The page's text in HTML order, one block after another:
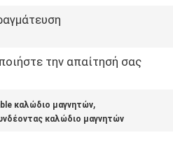
την απαίτησή σας
καλώδιο μαγνητών,
καλώδιο μαγνητών